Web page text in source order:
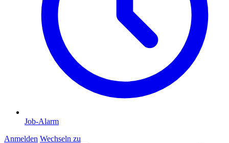
Job-Alarm
Anmelden Wechseln zu